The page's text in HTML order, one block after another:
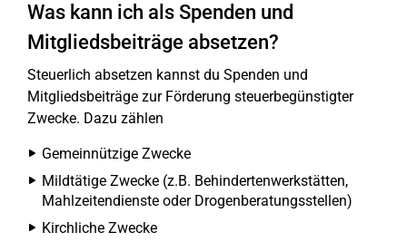
Was kann ich als Spenden und
Mitgliedsbeiträge absetzen?
Steuerlich absetzen kannst du Spenden und
Mitgliedsbeiträge zur Förderung steuerbegünstigter
Zwecke. Dazu zählen
Gemeinnützige Zwecke
Mildtätige Zwecke (z.B. Behindertenwerkstätten,
Mahlzeitendienste oder Drogenberatungsstellen)
Kirchliche Zwecke